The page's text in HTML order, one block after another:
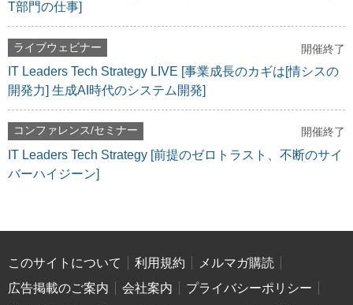
T部門の仕事]
ライブウェビナー 開催終了
IT Leaders Tech Strategy LIVE [事業成長のカギは[情シスの
開発力] 生成AI時代のシステム開発]
コンファレンス/セミナー 開催終了
IT Leaders Tech Strategy [前提のゼロトラスト、不断のサイ
バーハイジーン]
このサイトについて 利用規約
メルマガ購読
広告掲載のご案内
会社案内
プライバシーポリシー